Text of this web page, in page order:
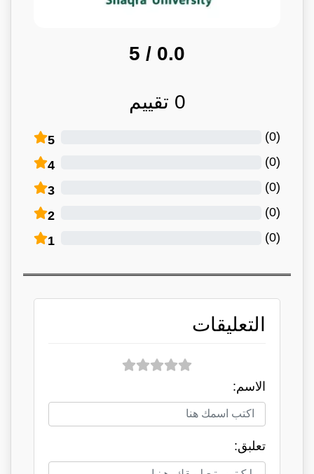
0.0
/ 5
0 تقييم
5 (
0
)
4 (
0
)
3 (
0
)
2 (
0
)
1 (
0
)
التعليقات
الاسم:
تعلبق: